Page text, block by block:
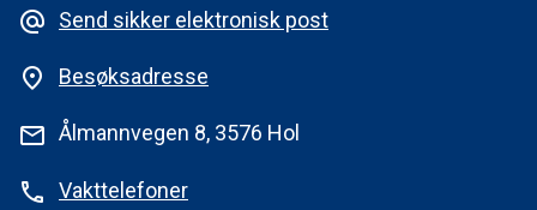
alternate_email Send sikker elektronisk post
place Besøksadresse
mail Ålmannvegen 8, 3576 Hol
phone Vakttelefoner